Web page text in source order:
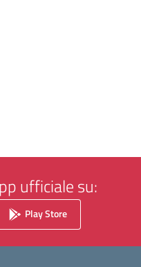
ufficiale su:
Play Store